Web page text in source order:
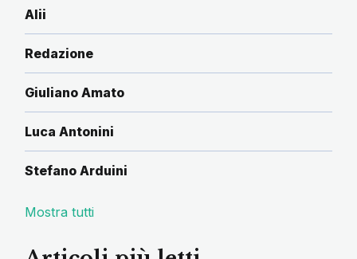
Alii
Redazione
Giuliano Amato
Luca Antonini
Stefano Arduini
Mostra tutti